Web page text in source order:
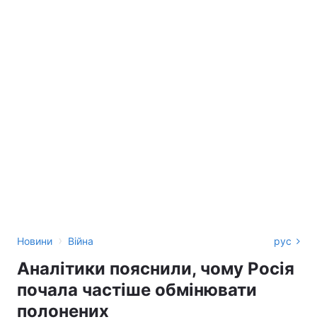
Новини › Війна рус
Аналітики пояснили, чому Росія
почала частіше обмінювати
полонених